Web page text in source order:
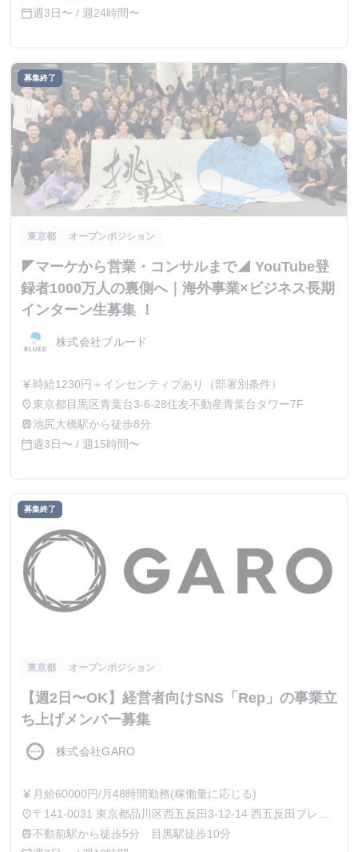
calendar_today週3日〜 / 週24時間〜
募集終了
東京都 オープンポジション
◤マーケから営業・コンサルまで◢ YouTube登
録者1000万人の裏側へ｜海外事業×ビジネス長期
インターン生募集 ！
株式会社ブルード
currency_yen 時給1230円＋インセンティブあり（部署別条件）
place東京都目黒区青葉台3-6-28住友不動産青葉台タワー7F
train池尻大橋駅から徒歩8分
calendar_today週3日〜 / 週15時間〜
募集終了
東京都 オープンポジション
【週2日〜OK】経営者向けSNS「Rep」の事業立
ち上げメンバー募集
株式会社GARO
currency_yen 月給60000円/月48時間勤務(稼働量に応じる)
place 〒141-0031 東京都品川区西五反田3-12-14 西五反田プレイ
ス8階
train不動前駅から徒歩5分 目黒駅徒歩10分